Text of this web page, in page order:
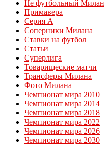
Не футбольный Милан
Примавера
Серия А
Соперники Милана
Ставки на футбол
Статьи
Суперлига
Товарищеские матчи
Трансферы Милана
Фото Милана
Чемпионат мира 2010
Чемпионат мира 2014
Чемпионат мира 2018
Чемпионат мира 2022
Чемпионат мира 2026
Чемпионат мира 2030